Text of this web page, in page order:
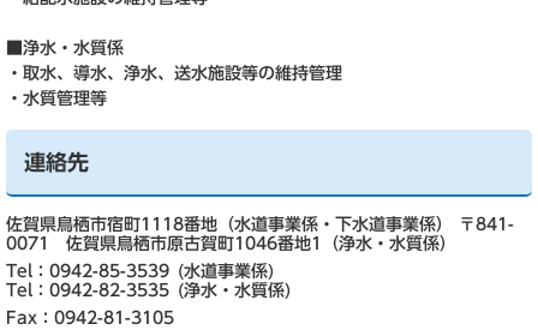
■浄水・水質係
・取水、導水、浄水、送水施設等の維持管理
・水質管理等
連絡先
佐賀県鳥栖市宿町1118番地（水道事業係・下水道事業係） 〒841-
0071 佐賀県鳥栖市原古賀町1046番地1（浄水・水質係）
Tel：0942-85-3539
水道事業係
Tel：0942-82-3535
浄水・水質係
Fax：0942-81-3105